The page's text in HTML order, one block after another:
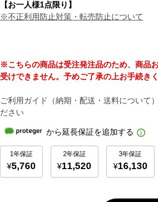
ご利用ガイド（納期・配送・送料について
ださい
【お一人様1点限り】
※不正利用防止対策・転売防止について
※こちらの商品は受注発注品のため、商品
受けできません。予めご了承の上お手続きく